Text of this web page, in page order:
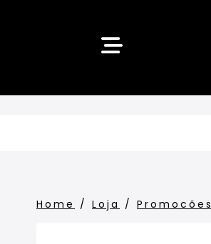
Home / Loja / Promocões